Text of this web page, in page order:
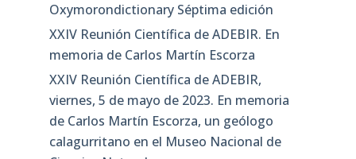
Oxymorondictionary Séptima edición
XXIV Reunión Científica de ADEBIR. En
memoria de Carlos Martín Escorza
XXIV Reunión Científica de ADEBIR,
viernes, 5 de mayo de 2023. En memoria
de Carlos Martín Escorza, un geólogo
calagurritano en el Museo Nacional de